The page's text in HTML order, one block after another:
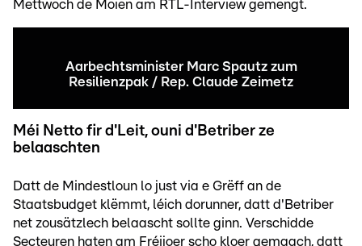
Mëttwoch de Moien am RTL-Interview gemengt.
Aarbechtsminister Marc Spautz zum
Resilienzpak / Rep. Claude Zeimetz
Méi Netto fir d'Leit, ouni d'Betriber ze
belaaschten
Datt de Mindestloun lo just via e Grëff an de
Staatsbudget klëmmt, léich dorunner, datt d'Betriber
net zousätzlech belaascht sollte ginn. Verschidde
Secteuren haten am Fréijoer scho kloer gemaach, datt